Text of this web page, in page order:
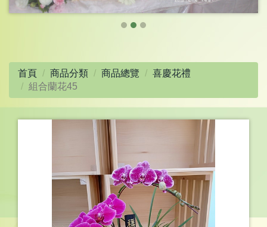
首頁 商品分類 商品總覽
喜慶花禮
組合蘭花45